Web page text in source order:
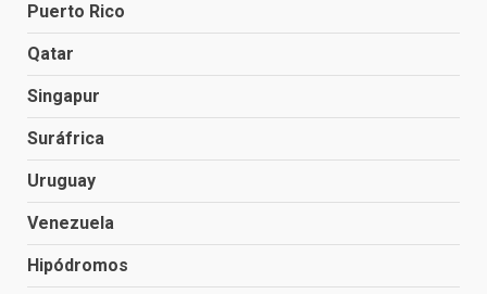
Puerto Rico
Qatar
Singapur
Suráfrica
Uruguay
Venezuela
Hipódromos